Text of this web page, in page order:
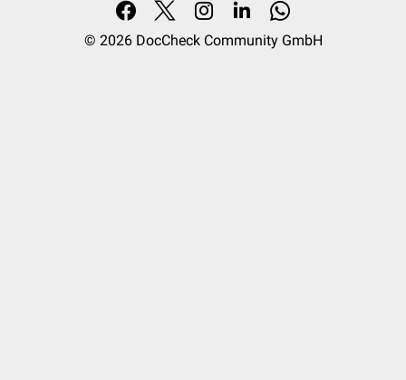
© 2026 DocCheck Community GmbH